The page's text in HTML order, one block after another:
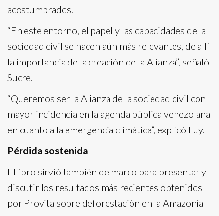
acostumbrados.
“En este entorno, el papel y las capacidades de la
sociedad civil se hacen aún más relevantes, de allí
la importancia de la creación de la Alianza”, señaló
Sucre.
“Queremos ser la Alianza de la sociedad civil con
mayor incidencia en la agenda pública venezolana
en cuanto a la emergencia climática”, explicó Luy.
Pérdida sostenida
El foro sirvió también de marco para presentar y
discutir los resultados más recientes obtenidos
por Provita sobre deforestación en la Amazonía